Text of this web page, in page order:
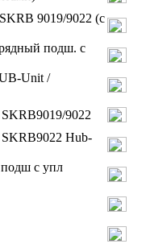
9019/9022 (с
подш. с
Unit /
9022
Hub-
с упл